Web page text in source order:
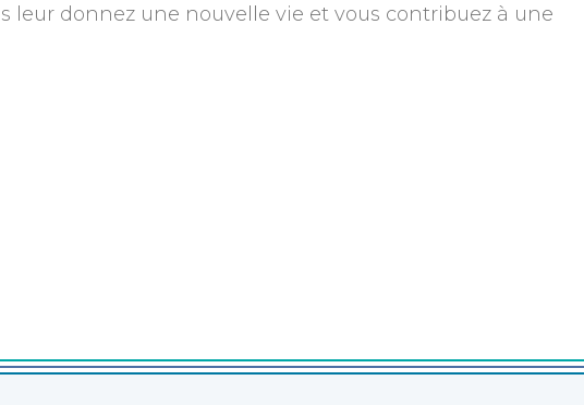
leur donnez une nouvelle vie et vous contribuez à une